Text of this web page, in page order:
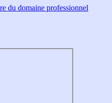
du domaine professionnel